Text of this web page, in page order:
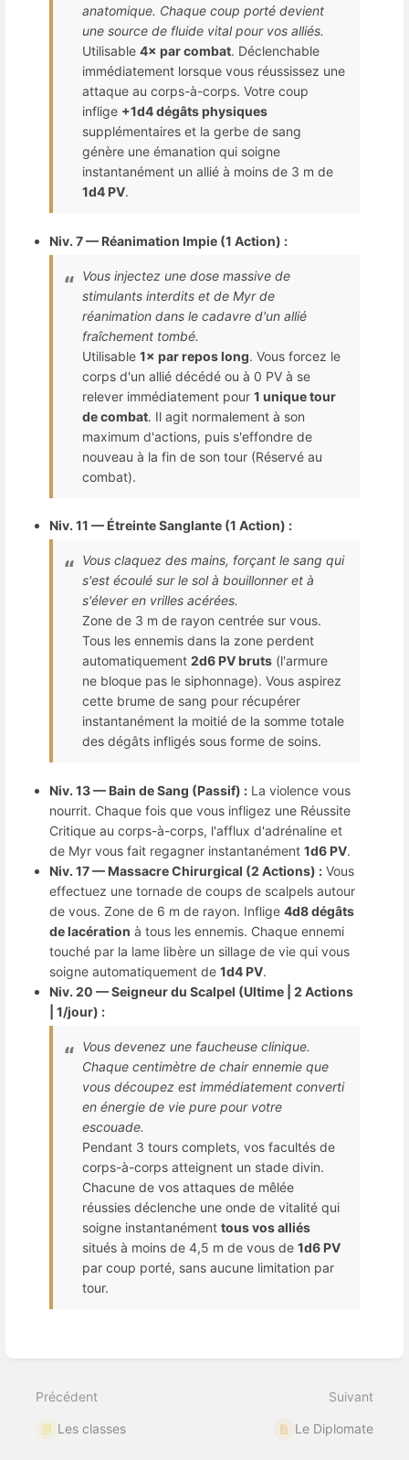
anatomique. Chaque coup porté devient
une source de fluide vital pour vos alliés.
Utilisable 4× par combat. Déclenchable
immédiatement lorsque vous réussissez une
attaque au corps-à-corps. Votre coup
inflige +1d4 dégâts physiques
supplémentaires et la gerbe de sang
génère une émanation qui soigne
instantanément un allié à moins de 3 m de
1d4 PV.
Niv. 7 — Réanimation Impie (1 Action) :
Vous injectez une dose massive de
stimulants interdits et de Myr de
réanimation dans le cadavre d'un allié
fraîchement tombé.
Utilisable 1× par repos long. Vous forcez le
corps d'un allié décédé ou à 0 PV à se
relever immédiatement pour 1 unique tour
de combat. Il agit normalement à son
maximum d'actions, puis s'effondre de
nouveau à la fin de son tour (Réservé au
combat).
Niv. 11 — Étreinte Sanglante (1 Action) :
Vous claquez des mains, forçant le sang qui
s'est écoulé sur le sol à bouillonner et à
s'élever en vrilles acérées.
Zone de 3 m de rayon centrée sur vous.
Tous les ennemis dans la zone perdent
automatiquement 2d6 PV bruts (l'armure
ne bloque pas le siphonnage). Vous aspirez
cette brume de sang pour récupérer
instantanément la moitié de la somme totale
des dégâts infligés sous forme de soins.
Niv. 13 — Bain de Sang (Passif) : La violence vous
nourrit. Chaque fois que vous infligez une Réussite
Critique au corps-à-corps, l'afflux d'adrénaline et
de Myr vous fait regagner instantanément 1d6 PV.
Niv. 17 — Massacre Chirurgical (2 Actions) : Vous
effectuez une tornade de coups de scalpels autour
de vous. Zone de 6 m de rayon. Inflige 4d8 dégâts
de lacération à tous les ennemis. Chaque ennemi
touché par la lame libère un sillage de vie qui vous
soigne automatiquement de 1d4 PV.
Niv. 20 — Seigneur du Scalpel (Ultime | 2 Actions
| 1/jour) :
Vous devenez une faucheuse clinique.
Chaque centimètre de chair ennemie que
vous découpez est immédiatement converti
en énergie de vie pure pour votre
escouade.
Pendant 3 tours complets, vos facultés de
corps-à-corps atteignent un stade divin.
Chacune de vos attaques de mêlée
réussies déclenche une onde de vitalité qui
soigne instantanément tous vos alliés
situés à moins de 4,5 m de vous de 1d6 PV
par coup porté, sans aucune limitation par
tour.
dePrécédent
Les classes
Suivant
Le Diplomate